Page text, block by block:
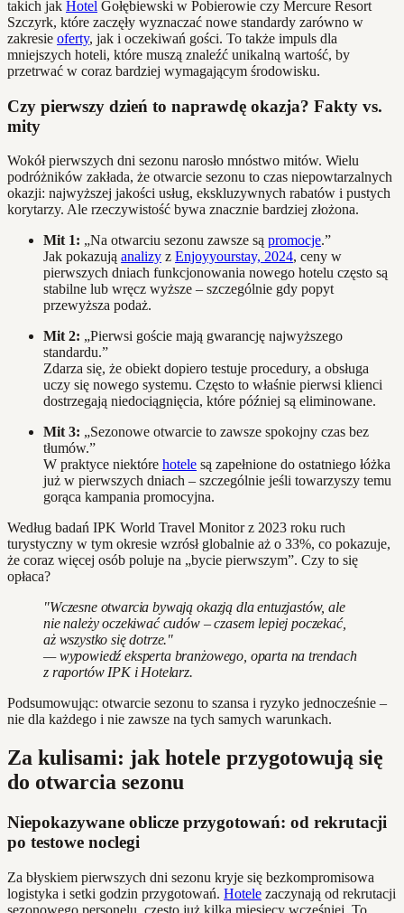
takich jak Hotel Gołębiewski w Pobierowie czy Mercure Resort
Szczyrk, które zaczęły wyznaczać nowe standardy zarówno w
zakresie oferty, jak i oczekiwań gości. To także impuls dla
mniejszych hoteli, które muszą znaleźć unikalną wartość, by
przetrwać w coraz bardziej wymagającym środowisku.
Czy pierwszy dzień to naprawdę okazja? Fakty vs.
mity
Wokół pierwszych dni sezonu narosło mnóstwo mitów. Wielu
podróżników zakłada, że otwarcie sezonu to czas niepowtarzalnych
okazji: najwyższej jakości usług, ekskluzywnych rabatów i pustych
korytarzy. Ale rzeczywistość bywa znacznie bardziej złożona.
Mit 1: „Na otwarciu sezonu zawsze są promocje.”
Jak pokazują analizy z Enjoyyourstay, 2024, ceny w
pierwszych dniach funkcjonowania nowego hotelu często są
stabilne lub wręcz wyższe – szczególnie gdy popyt
przewyższa podaż.
Mit 2: „Pierwsi goście mają gwarancję najwyższego
standardu.”
Zdarza się, że obiekt dopiero testuje procedury, a obsługa
uczy się nowego systemu. Często to właśnie pierwsi klienci
dostrzegają niedociągnięcia, które później są eliminowane.
Mit 3: „Sezonowe otwarcie to zawsze spokojny czas bez
tłumów.”
W praktyce niektóre hotele są zapełnione do ostatniego łóżka
już w pierwszych dniach – szczególnie jeśli towarzyszy temu
gorąca kampania promocyjna.
Według badań IPK World Travel Monitor z 2023 roku ruch
turystyczny w tym okresie wzrósł globalnie aż o 33%, co pokazuje,
że coraz więcej osób poluje na „bycie pierwszym”. Czy to się
opłaca?
"Wczesne otwarcia bywają okazją dla entuzjastów, ale
nie należy oczekiwać cudów – czasem lepiej poczekać,
aż wszystko się dotrze."
— wypowiedź eksperta branżowego, oparta na trendach
z raportów IPK i Hotelarz.
Podsumowując: otwarcie sezonu to szansa i ryzyko jednocześnie –
nie dla każdego i nie zawsze na tych samych warunkach.
Za kulisami: jak hotele przygotowują się
do otwarcia sezonu
Niepokazywane oblicze przygotowań: od rekrutacji
po testowe noclegi
Za błyskiem pierwszych dni sezonu kryje się bezkompromisowa
logistyka i setki godzin przygotowań. Hotele zaczynają od rekrutacji
sezonowego personelu, często już kilka miesięcy wcześniej. To